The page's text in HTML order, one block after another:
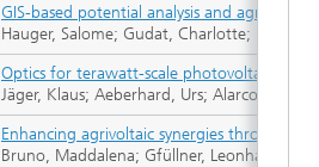
GIS-based potential analysis and agro-
Hauger, Salome; Gudat, Charlotte; Lieb,
Optics for terawatt-scale photovoltaics:
Jäger, Klaus; Aeberhard, Urs; Alarcon
Enhancing agrivoltaic synergies through
Bruno, Maddalena; Gfüllner, Leonhard